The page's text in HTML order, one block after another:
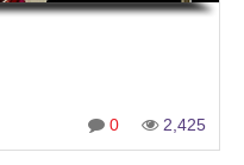
0 2,425